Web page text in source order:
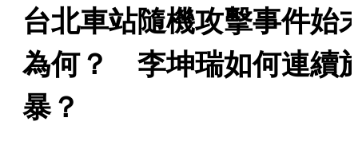
台北車站隨機攻擊事件始
為何？　李坤瑞如何連續
暴？